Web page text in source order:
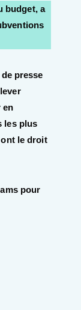
budget, a
presse
en
les plus
ont le droit
pour